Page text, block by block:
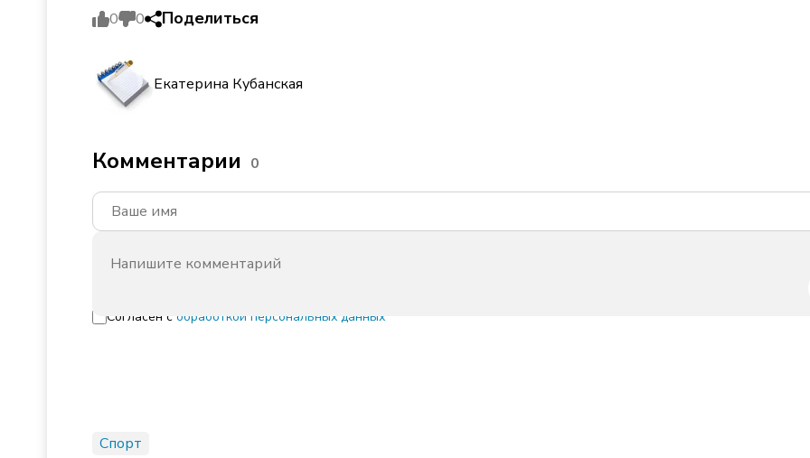
0 0 Поделиться
Екатерина Кубанская
Комментарии 0
Согласен с обработкой персональных данных
Спорт